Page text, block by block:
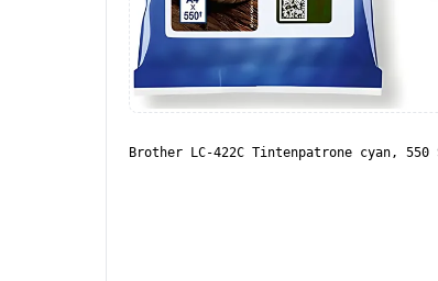
Brother LC-422C Tintenpatrone cyan, 550